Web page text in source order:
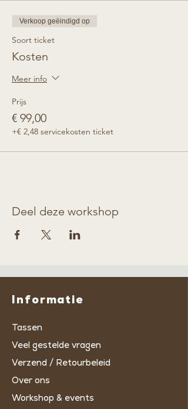
Verkoop geëindigd op
Soort ticket
Kosten
Meer info
Prijs
€ 99,00
+€ 2,48 servicekosten ticket
Deel deze workshop
Informatie
Tassen
Veel gestelde vragen
Verzend / Retourbeleid
Over ons
Workshop & events